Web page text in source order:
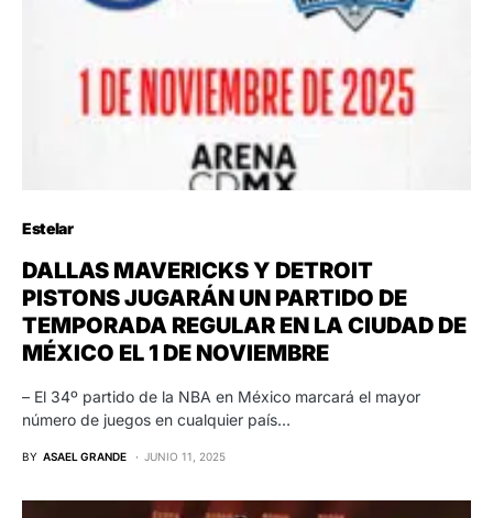
Estelar
DALLAS MAVERICKS Y DETROIT
PISTONS JUGARÁN UN PARTIDO DE
TEMPORADA REGULAR EN LA CIUDAD DE
MÉXICO EL 1 DE NOVIEMBRE
– El 34º partido de la NBA en México marcará el mayor
número de juegos en cualquier país…
BY ASAEL GRANDE JUNIO 11, 2025